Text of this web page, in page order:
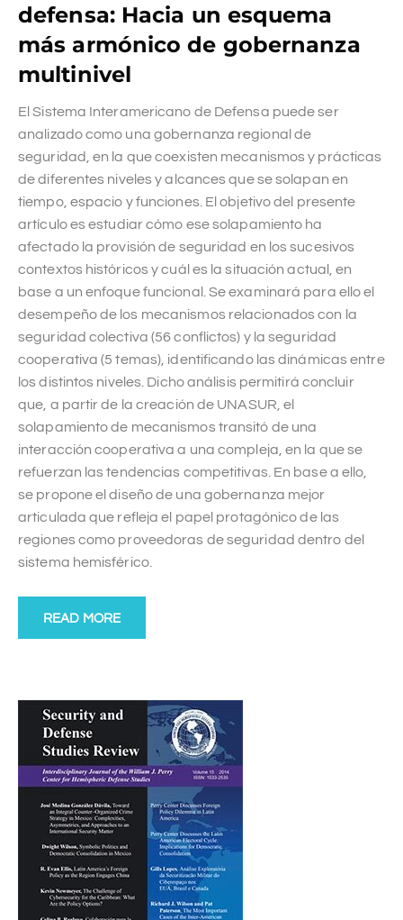
defensa: Hacia un esquema
más armónico de gobernanza
multinivel
El Sistema Interamericano de Defensa puede ser
analizado como una gobernanza regional de
seguridad, en la que coexisten mecanismos y prácticas
de diferentes niveles y alcances que se solapan en
tiempo, espacio y funciones. El objetivo del presente
artículo es estudiar cómo ese solapamiento ha
afectado la provisión de seguridad en los sucesivos
contextos históricos y cuál es la situación actual, en
base a un enfoque funcional. Se examinará para ello el
desempeño de los mecanismos relacionados con la
seguridad colectiva (56 conflictos) y la seguridad
cooperativa (5 temas), identificando las dinámicas entre
los distintos niveles. Dicho análisis permitirá concluir
que, a partir de la creación de UNASUR, el
solapamiento de mecanismos transitó de una
interacción cooperativa a una compleja, en la que se
refuerzan las tendencias competitivas. En base a ello,
se propone el diseño de una gobernanza mejor
articulada que refleja el papel protagónico de las
regiones como proveedoras de seguridad dentro del
sistema hemisférico.
READ MORE